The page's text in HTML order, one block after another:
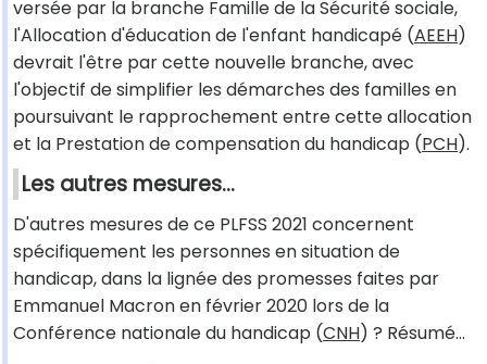
versée par la branche Famille de la Sécurité sociale,
l'Allocation d'éducation de l'enfant handicapé (AEEH)
devrait l'être par cette nouvelle branche, avec
l'objectif de simplifier les démarches des familles en
poursuivant le rapprochement entre cette allocation
et la Prestation de compensation du handicap (PCH).
Les autres mesures…
D'autres mesures de ce PLFSS 2021 concernent
spécifiquement les personnes en situation de
handicap, dans la lignée des promesses faites par
Emmanuel Macron en février 2020 lors de la
Conférence nationale du handicap (CNH) ? Résumé…